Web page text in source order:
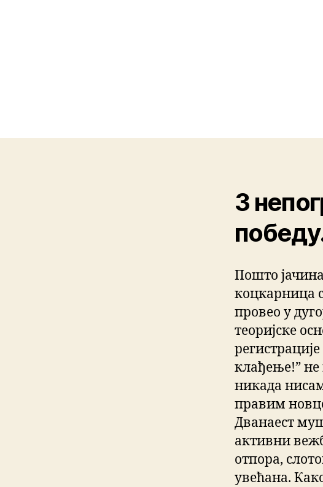
3
Пошто
коцкарница
провео у
теоријске
клађење!”
никада
правим
Дванаест
активни
отпора,
увећана.